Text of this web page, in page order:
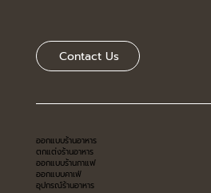
Contact Us
ออกแบบร้านอาหาร
ตกแต่งร้านอาหาร
ออกแบบร้านกาแฟ
ออกแบบคาเฟ่
อุปกรณ์ร้านอาหาร